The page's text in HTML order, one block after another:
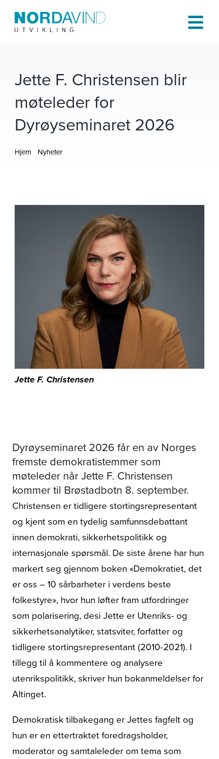
Om oss
Tjenester
Jette F. Christensen blir
møteleder for
Dyrøyseminaret 2026
Hjem
Nyheter
Jette F. Christensen
Dyrøyseminaret 2026 får en av Norges
fremste demokratistemmer som
møteleder når Jette F. Christensen
kommer til Brøstadbotn 8. september.
Christensen er tidligere stortingsrepresentant
og kjent som en tydelig samfunnsdebattant
innen demokrati, sikkerhetspolitikk og
internasjonale spørsmål. De siste årene har hun
markert seg gjennom boken «Demokratiet, det
er oss – 10 sårbarheter i verdens beste
folkestyre», hvor hun løfter fram utfordringer
som polarisering, desi Jette er Utenriks- og
sikkerhetsanalytiker, statsviter, forfatter og
tidligere stortingsrepresentant (2010-2021). I
tillegg til å kommentere og analysere
utenrikspolitikk, skriver hun bokanmeldelser for
Altinget.
Demokratisk tilbakegang er Jettes fagfelt og
hun er en ettertraktet foredragsholder,
moderator og samtaleleder om tema som